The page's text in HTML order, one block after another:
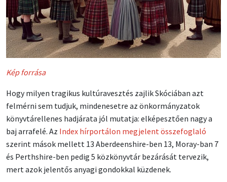
Kép forrása
Hogy milyen tragikus kultúravesztés zajlik Skóciában azt
felmérni sem tudjuk, mindenesetre az önkormányzatok
könyvtárellenes hadjárata jól mutatja: elképesztően nagy a
baj arrafelé. Az Index hírportálon megjelent összefoglaló
szerint mások mellett 13 Aberdeenshire-ben 13, Moray-ban 7
és Perthshire-ben pedig 5 közkönyvtár bezárását tervezik,
mert azok jelentős anyagi gondokkal küzdenek.